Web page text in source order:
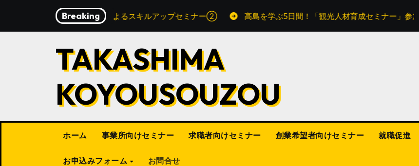
Breaking
リスキリングによるスキルアップセミナー② 高島を学ぶ5日間！「観光人材育成セミナー」参加者募集
TAKASHIMA
KOYOUSOUZOU
ホーム 事業所向けセミナー 求職者向けセミナー 創業希望者向けセミナー 就職促進
お申込みフォーム お問合せ